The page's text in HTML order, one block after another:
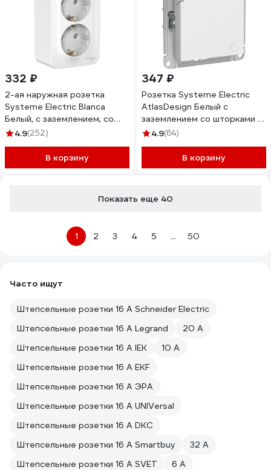
332 ₽
2-ая наружная розетка
Systeme Electric Blanca
Белый, с заземлением, со
шторками, 16А, 250В,
BLNRA011211
4.9(252)
В корзину
347 ₽
Розетка Systeme Electric
AtlasDesign Белый с
заземлением со шторками с
крышкой, 16А, IP20
4.9(64)
В корзину
Показать еще 40
1 2 3 4 5 ... 50
Часто ищут
Штепсельные розетки 16 А Schneider Electric
Штепсельные розетки 16 А Legrand
20 А
Штепсельные розетки 16 А IEK
10 А
Штепсельные розетки 16 А EKF
Штепсельные розетки 16 А ЭРА
Штепсельные розетки 16 А UNIVersal
Штепсельные розетки 16 А DKC
Штепсельные розетки 16 А Smartbuy
32 А
Штепсельные розетки 16 А SVET
6 А